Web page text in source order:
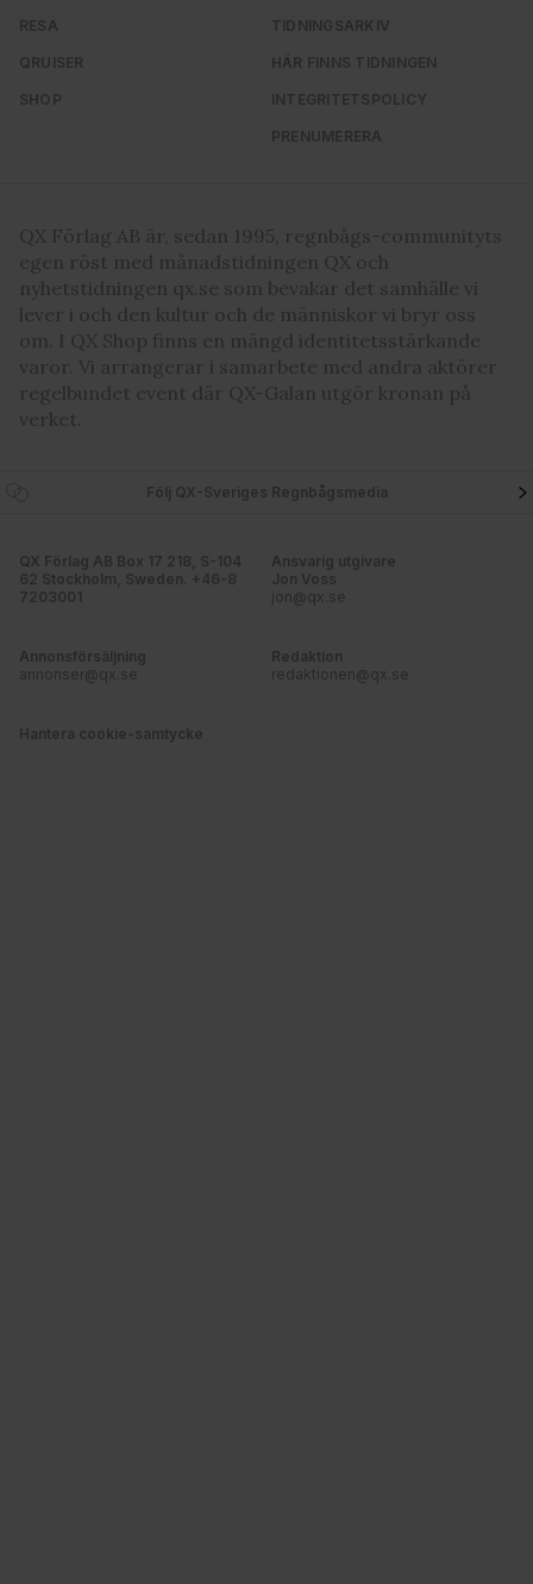
information från din enhet till de sociala medier och
annons- och analysföretag som vi samarbetar med.
Dessa kan i sin tur kombinera informationen med annan
RESA
QRUISER
SHOP
TIDNINGSARKIV
HÄR FINNS TIDNINGEN
INTEGRITETSPOLICY
PRENUMERERA
QX Förlag AB är, sedan 1995, regnbågs-communityts
egen röst med månadstidningen QX och
nyhetstidningen qx.se som bevakar det samhälle vi
lever i och den kultur och de människor vi bryr oss
om. I QX Shop finns en mängd identitetsstärkande
varor. Vi arrangerar i samarbete med andra aktörer
regelbundet event där QX-Galan utgör kronan på
verket.
Följ QX-Sveriges Regnbågsmedia
QX Förlag AB Box 17 218, S-104
62 Stockholm, Sweden. +46-8
7203001
Ansvarig utgivare
Jon Voss
jon@qx.se
Annonsförsäljning
annonser@qx.se
Redaktion
redaktionen@qx.se
Hantera cookie-samtycke